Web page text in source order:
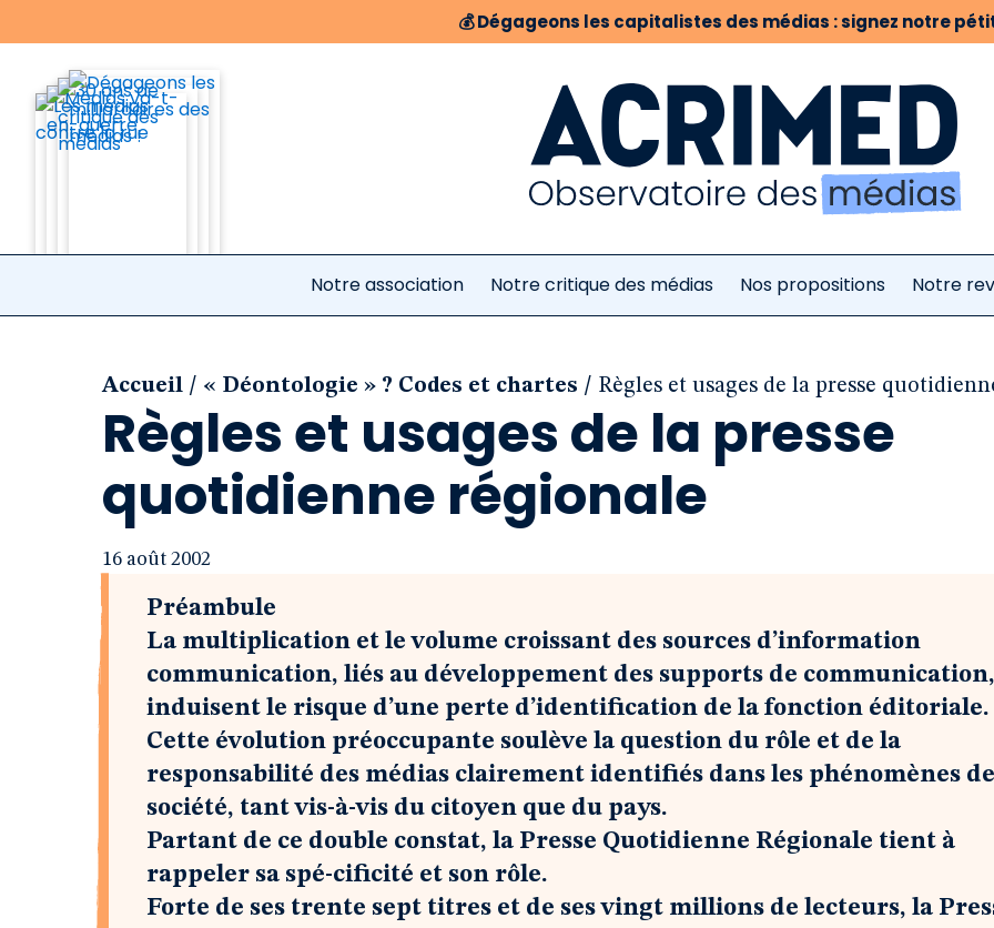
💰Dégageons les capitalistes des médias : signez notre
Notre association Notre critique des médias Nos propositions Notre
Accueil / « Déontologie » ? Codes et chartes / Règles et usages de la presse
Règles et usages de la presse
quotidienne régionale
16 août 2002
Préambule
La multiplication et le volume croissant des sources d’information
communication, liés au développement des supports de communication,
induisent le risque d’une perte d’identification de la fonction éditoriale.
Cette évolution préoccupante soulève la question du rôle et de la
responsabilité des médias clairement identifiés dans les phénomènes de
société, tant vis-à-vis du citoyen que du pays.
Partant de ce double constat, la Presse Quotidienne Régionale tient à
rappeler sa spé-cificité et son rôle.
Forte de ses trente sept titres et de ses vingt millions de lecteurs, la